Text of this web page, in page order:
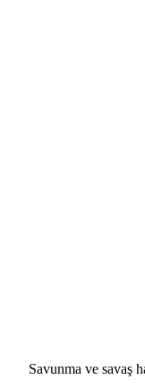
Savunma ve savaş